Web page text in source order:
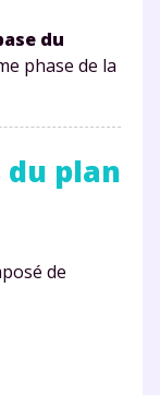
du
phase de la
du plan
de